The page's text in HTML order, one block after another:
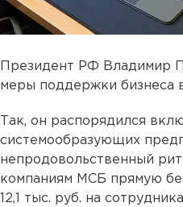
Президент РФ Владимир
меры поддержки бизнеса
Так, он распорядился
системообразующих
непродовольственный
компаниям МСБ прямую
12,1 тыс. руб. на